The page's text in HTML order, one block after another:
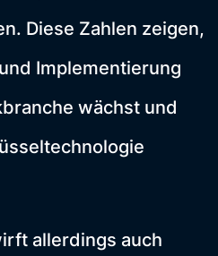
Diese Zahlen zeigen,
Implementierung
wächst und
allerdings auch